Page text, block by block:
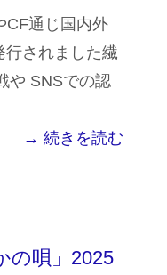
通じ国内外
されました繊
や SNSでの認
→ 続きを読む
の唄」2025